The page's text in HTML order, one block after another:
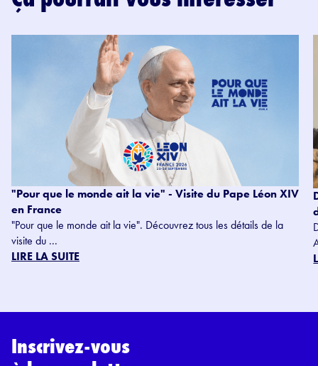
"Pour que le monde ait la vie" - Visite du Pape Léon XIV
en France
"Pour que le monde ait la vie". Découvrez tous les détails de la
visite du ...
LIRE LA SUITE
Inscrivez-vous